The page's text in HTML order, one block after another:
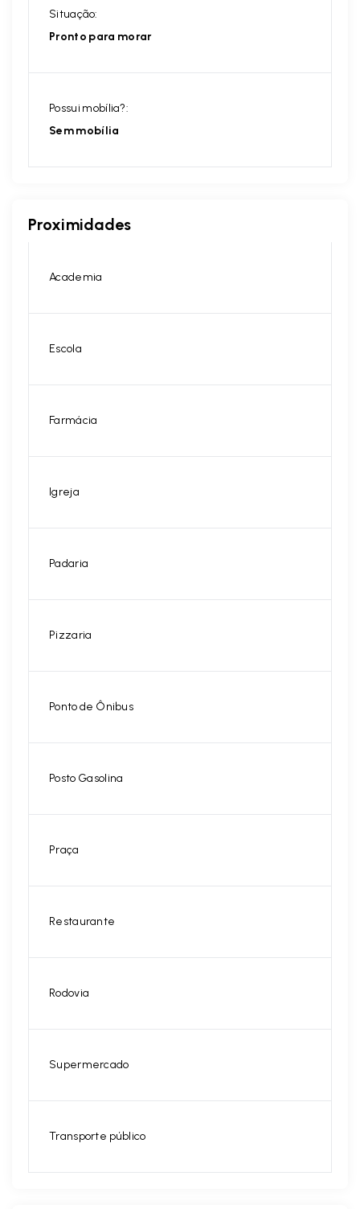
Situação:
Pronto para morar
Possui mobília?:
Sem mobília
Proximidades
Academia
Escola
Farmácia
Igreja
Padaria
Pizzaria
Ponto de Ônibus
Posto Gasolina
Praça
Restaurante
Rodovia
Supermercado
Transporte público